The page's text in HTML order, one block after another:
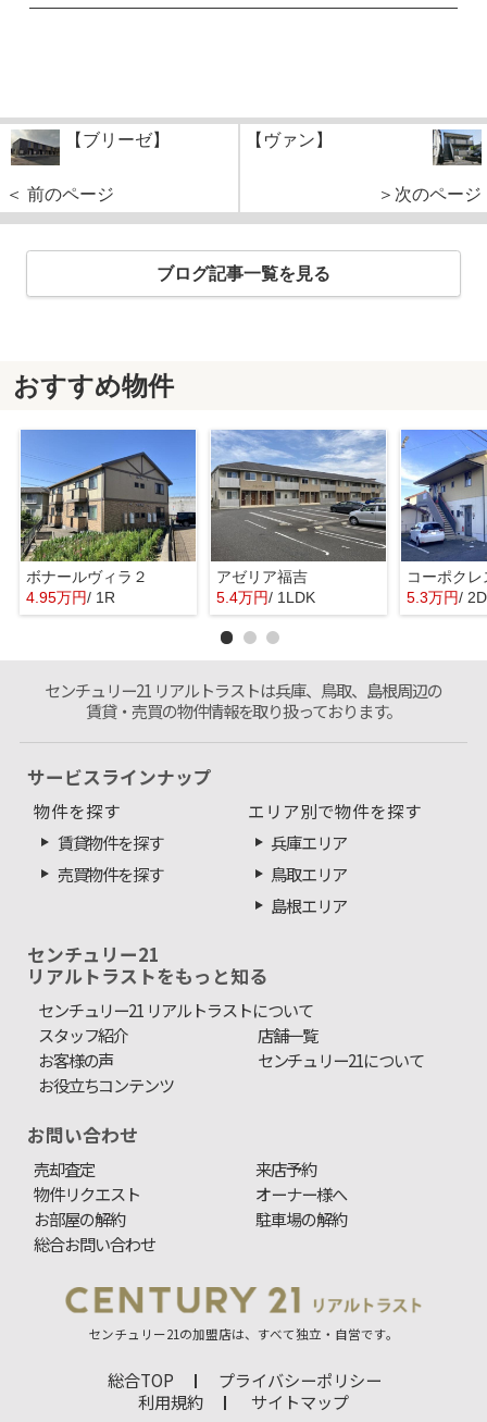
【ブリーゼ】
＜ 前のページ
【ヴァン】
＞次のページ
ブログ記事一覧を見る
おすすめ物件
ボナールヴィラ２
4.95万円/ 1R
アゼリア福吉
5.4万円/ 1LDK
コーポクレ
5.3万円/
センチュリー21 リアルトラストは兵庫、鳥取、島根周辺の
賃貸・売買の物件情報を取り扱っております。
サービスラインナップ
物件を探す
賃貸物件を探す
売買物件を探す
エリア別で物件を探す
兵庫エリア
鳥取エリア
島根エリア
センチュリー21
リアルトラストをもっと知る
センチュリー21 リアルトラストについて
スタッフ紹介
店舗一覧
お客様の声
センチュリー21について
お役立ちコンテンツ
お問い合わせ
売却査定
来店予約
物件リクエスト
オーナー様へ
お部屋の解約
駐車場の解約
総合お問い合わせ
センチュリー21の加盟店は、すべて独立・自営です。
総合TOP
プライバシーポリシー
利用規約
サイトマップ